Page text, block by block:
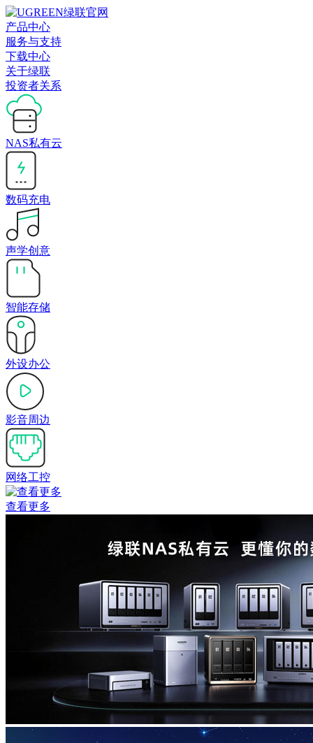
产品中心
服务与支持
下载中心
关于绿联
投资者关系
NAS私有云
数码充电
声学创意
智能存储
外设办公
影音周边
网络工控
查看更多